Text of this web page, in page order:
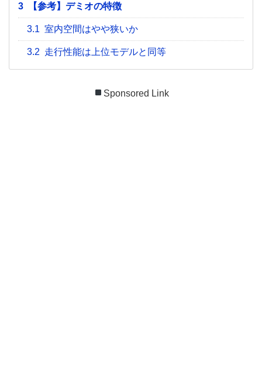
3 【参考】デミオの特徴
3.1 室内空間はやや狭いか
3.2 走行性能は上位モデルと同等
Sponsored Link